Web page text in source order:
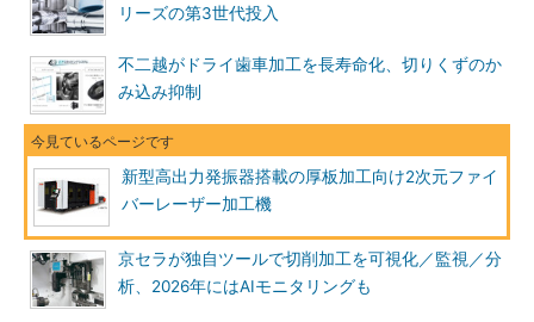
リーズの第3世代投入
不二越がドライ歯車加工を長寿命化、切りくずのか
み込み抑制
新型高出力発振器搭載の厚板加工向け2次元ファイ
バーレーザー加工機
京セラが独自ツールで切削加工を可視化／監視／分
析、2026年にはAIモニタリングも